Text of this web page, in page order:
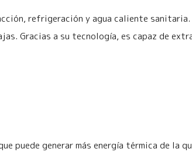
refrigeración y agua caliente sanitaria.
Gracias a su tecnología, es capaz de
puede generar más energía térmica de la